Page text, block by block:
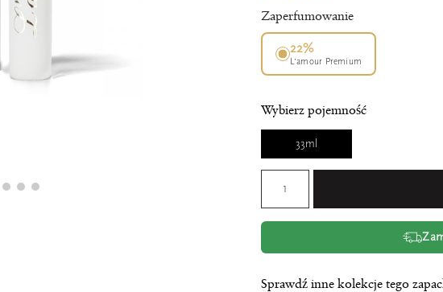
Zaperfumowanie
22%
L’amour Premium
Wybierz pojemność
33ml
Sprawdź inne kolekcje tego